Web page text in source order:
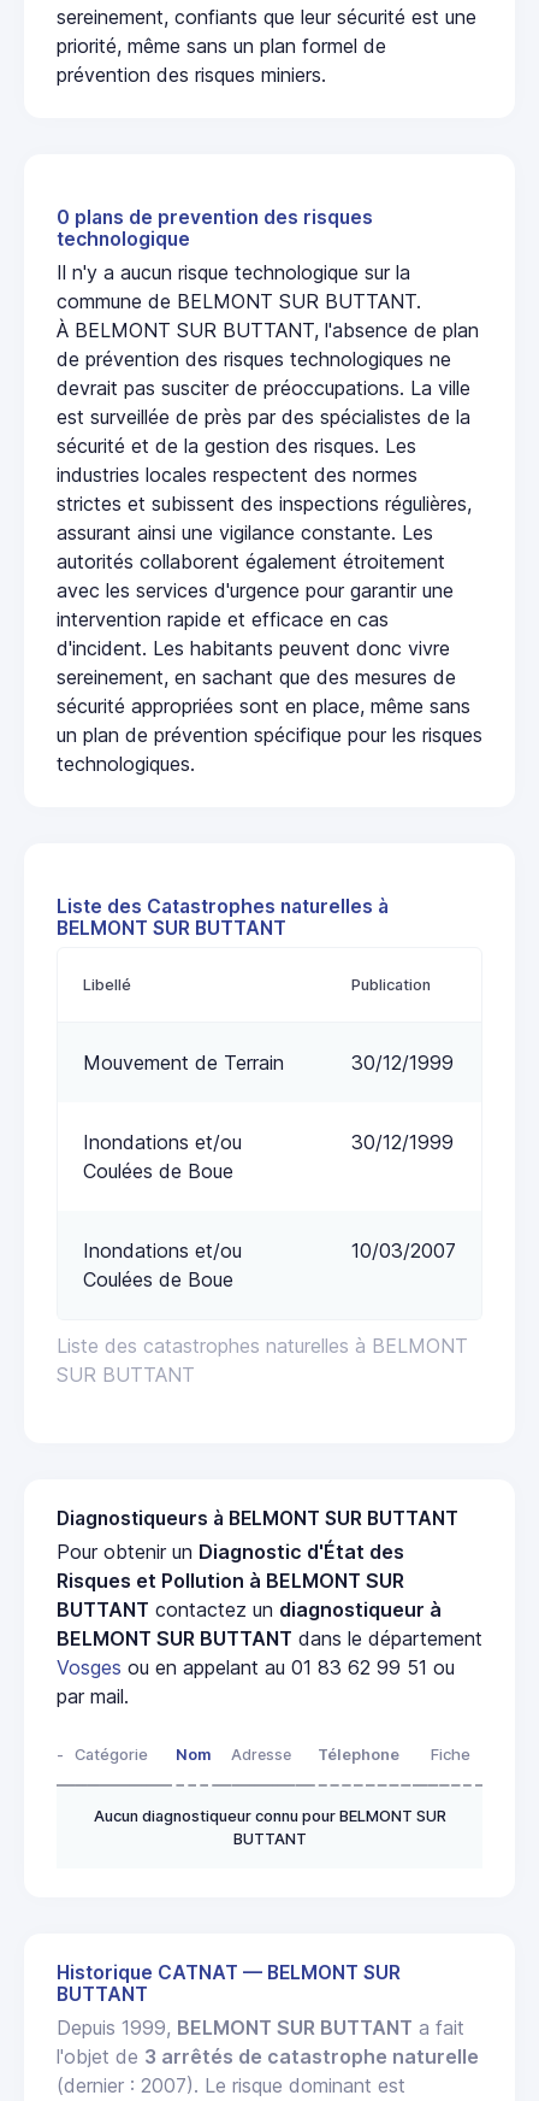
sereinement, confiants que leur sécurité est une
priorité, même sans un plan formel de
prévention des risques miniers.
0 plans de prevention des risques
technologique
Il n'y a aucun risque technologique sur la
commune de BELMONT SUR BUTTANT.
À BELMONT SUR BUTTANT, l'absence de plan
de prévention des risques technologiques ne
devrait pas susciter de préoccupations. La ville
est surveillée de près par des spécialistes de la
sécurité et de la gestion des risques. Les
industries locales respectent des normes
strictes et subissent des inspections régulières,
assurant ainsi une vigilance constante. Les
autorités collaborent également étroitement
avec les services d'urgence pour garantir une
intervention rapide et efficace en cas
d'incident. Les habitants peuvent donc vivre
sereinement, en sachant que des mesures de
sécurité appropriées sont en place, même sans
un plan de prévention spécifique pour les risques
technologiques.
Liste des Catastrophes naturelles à
BELMONT SUR BUTTANT
Liste des catastrophes naturelles à BELMONT
SUR BUTTANT
Libellé Publication
Mouvement de Terrain 30/12/1999
Inondations et/ou
Coulées de Boue
30/12/1999
Inondations et/ou
Coulées de Boue
10/03/2007
Diagnostiqueurs à BELMONT SUR BUTTANT
Pour obtenir un Diagnostic d'État des
Risques et Pollution à BELMONT SUR
BUTTANT contactez un diagnostiqueur à
BELMONT SUR BUTTANT dans le département
Vosges ou en appelant au 01 83 62 99 51 ou
par mail.
- Catégorie Nom Adresse Télephone Fiche
Aucun diagnostiqueur connu pour BELMONT SUR
BUTTANT
Historique CATNAT — BELMONT SUR
BUTTANT
Depuis 1999, BELMONT SUR BUTTANT a fait
l'objet de 3 arrêtés de catastrophe naturelle
(dernier : 2007). Le risque dominant est